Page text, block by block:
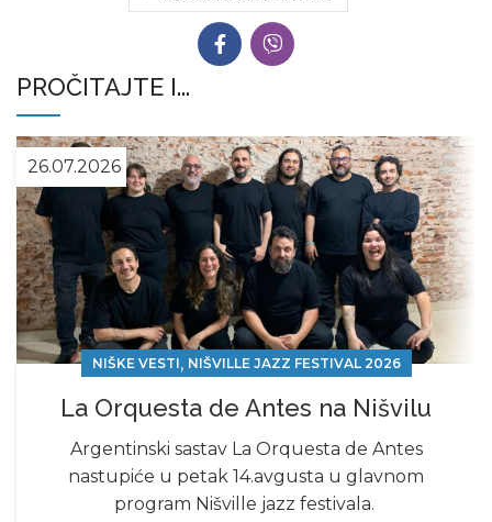
PROČITAJTE I...
26.07.2026
NIŠKE VESTI, NIŠVILLE JAZZ FESTIVAL 2026
La Orquesta de Antes na Nišvilu
Argentinski sastav La Orquesta de Antes
nastupiće u petak 14.avgusta u glavnom
program Nišville jazz festivala.